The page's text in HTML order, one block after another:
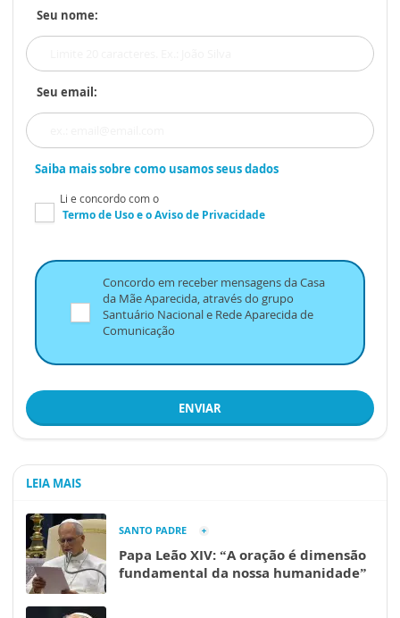
Seu nome:
Seu email:
Saiba mais sobre como usamos seus dados
Li e concordo com o
Termo de Usoe oAviso de Privacidade
Concordo em receber mensagens da Casa
da Mãe Aparecida, através do grupo
Santuário Nacional e Rede Aparecida de
Comunicação
ENVIAR
LEIA MAIS
SANTO PADRE
Papa Leão XIV: “A oração é dimensão
fundamental da nossa humanidade”